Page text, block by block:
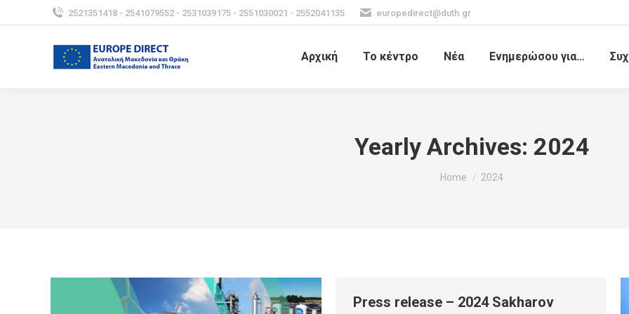
2521351418 - 2541079552 - 2531039175 - 2551030021 - 2552041135 europedirect@duth.gr
Αρχική Το κέντρο Νέα Ενημερώσου για…
Yearly Archives: 2024
You are here:
Home 2024
Press release – 2024 Sakharov